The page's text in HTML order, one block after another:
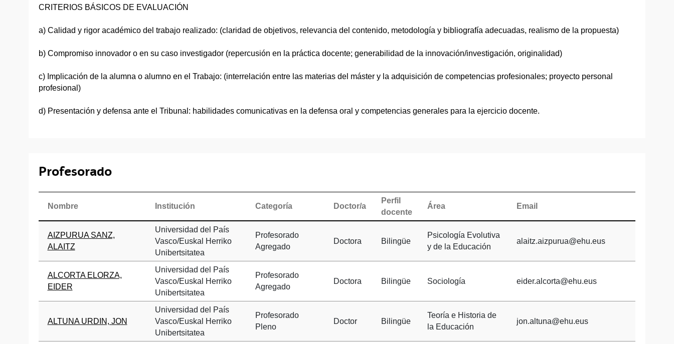
CRITERIOS BÁSICOS DE EVALUACIÓN
a) Calidad y rigor académico del trabajo realizado: (claridad de objetivos, relevancia del contenido, metodología y bibliografía adecuadas, realismo de la propuesta)
b) Compromiso innovador o en su caso investigador (repercusión en la práctica docente; generabilidad de la innovación/investigación, originalidad)
c) Implicación de la alumna o alumno en el Trabajo: (interrelación entre las materias del máster y la adquisición de competencias profesionales; proyecto personal
profesional)
d) Presentación y defensa ante el Tribunal: habilidades comunicativas en la defensa oral y competencias generales para la ejercicio docente.
Profesorado
Nombre Institución Categoría Doctor/a
Perfil
docente
Área Email
AIZPURUA SANZ,
ALAITZ
Universidad del País
Vasco/Euskal Herriko
Unibertsitatea
Profesorado
Agregado
Doctora Bilingüe
Psicología Evolutiva
y de la Educación
alaitz.aizpurua@ehu.eus
ALCORTA ELORZA,
EIDER
Universidad del País
Vasco/Euskal Herriko
Unibertsitatea
Profesorado
Agregado
Doctora Bilingüe Sociología eider.alcorta@ehu.eus
ALTUNA URDIN, JON
Universidad del País
Vasco/Euskal Herriko
Unibertsitatea
Profesorado
Pleno
Doctor Bilingüe
Teoría e Historia de
la Educación
jon.altuna@ehu.eus